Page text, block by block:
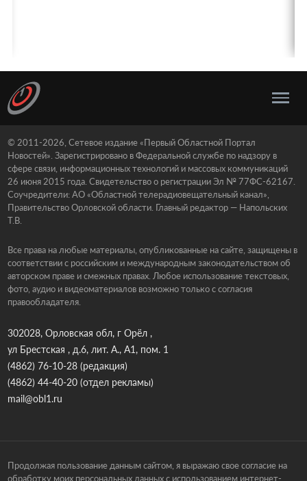
© 2011-2026, Сетевое издание «Первый Областной Портал
Новостей». Зарегистрировано в Федеральной службе по надзору в
сфере связи, информационных технологий и массовых коммуникаций
26 июня 2015 года. Свидетельство о регистрации Эл № 77ФС-62167.
Соучредители: АО «Областной телерадиовещательный канал»,
Правительство Орловской области. Главный редактор — Напольских
Т.В.
Все права на любые материалы, опубликованные на сайте, защищены в
соответствии с российским и международным законодательством об
авторском праве и смежных правах. Любое использование текстовых,
фото, аудио и видеоматериалов возможно только с согласия
правообладателя.
302028, Орловская обл, г Орёл ,
ул Брестская , д.6, лит. А., А1, пом. 1
(4862) 76-10-28(редакция)
(4862) 44-40-20(отдел рекламы)
mail@obl1.ru
Продолжая пользование данным сайтом, я выражаю свое согласие на
обработку моих персональных данных с использованием интернет-